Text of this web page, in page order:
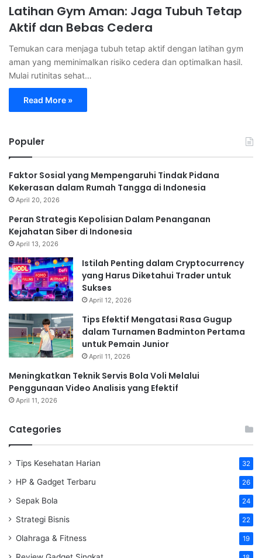
Latihan Gym Aman: Jaga Tubuh Tetap
Aktif dan Bebas Cedera
Temukan cara menjaga tubuh tetap aktif dengan latihan gym
aman yang meminimalkan risiko cedera dan optimalkan hasil.
Mulai rutinitas sehat…
Read More »
Populer
Faktor Sosial yang Mempengaruhi Tindak Pidana
Kekerasan dalam Rumah Tangga di Indonesia
April 20, 2026
Peran Strategis Kepolisian Dalam Penanganan
Kejahatan Siber di Indonesia
April 13, 2026
Istilah Penting dalam Cryptocurrency
yang Harus Diketahui Trader untuk
Sukses
April 12, 2026
Tips Efektif Mengatasi Rasa Gugup
dalam Turnamen Badminton Pertama
untuk Pemain Junior
April 11, 2026
Meningkatkan Teknik Servis Bola Voli Melalui
Penggunaan Video Analisis yang Efektif
April 11, 2026
Categories
Tips Kesehatan Harian 32
HP & Gadget Terbaru 26
Sepak Bola 24
Strategi Bisnis 22
Olahraga & Fitness 19